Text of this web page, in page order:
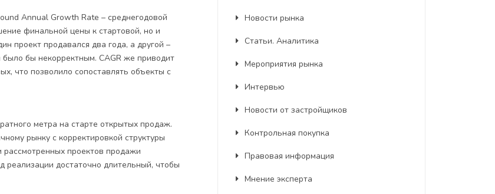
Annual Growth Rate – среднегодовой
финальной цены к стартовой, но и
проект продавался два года, а другой –
было бы некорректным. CAGR же приводит
что позволило сопоставлять объекты с
метра на старте открытых продаж.
рынку с корректировкой структуры
проектов продажи
достаточно длительный, чтобы
Новости рынка
Статьи. Аналитика
Мероприятия рынка
Интервью
Новости от застройщиков
Контрольная покупка
Правовая информация
Мнение эксперта